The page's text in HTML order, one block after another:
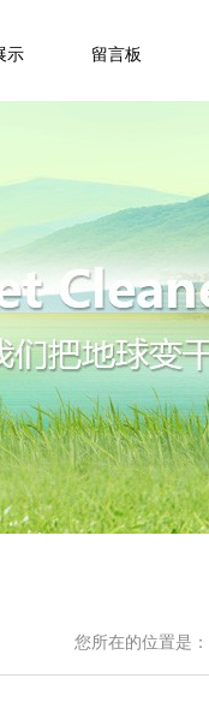
示 留言板
您所在的位置是：